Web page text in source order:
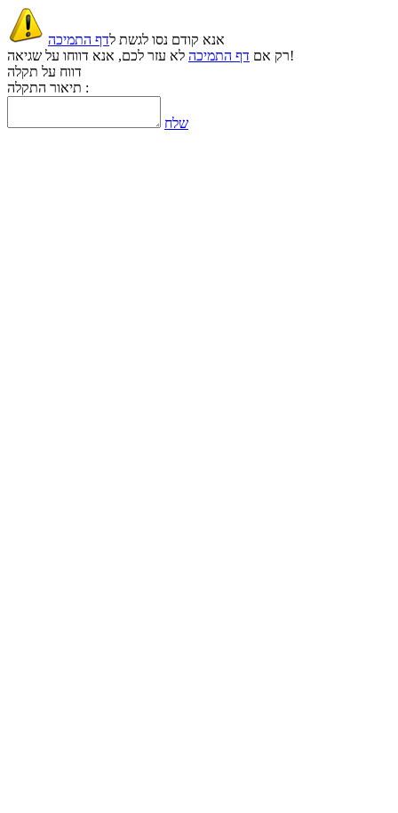
אנא קודם נסו לגשת לדף התמיכה
רק אם דף התמיכה
לא עזר לכם, אנא דווחו על שגיאה!
דווח על תקלה
תיאור התקלה :
שלח